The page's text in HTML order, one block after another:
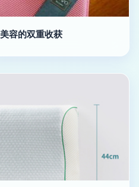
容的双重收获